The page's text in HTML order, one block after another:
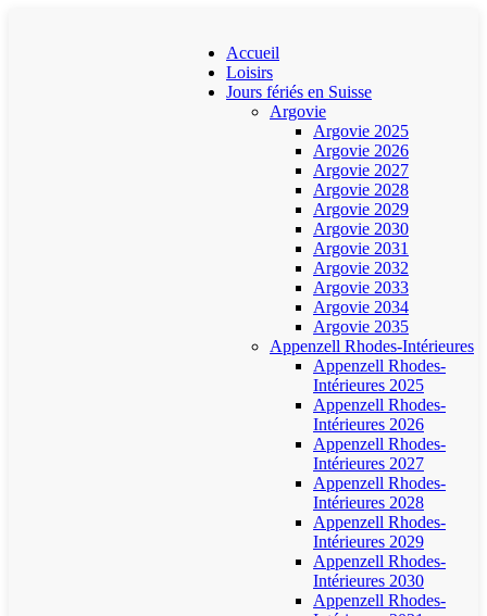
Accueil
Loisirs
Jours fériés en Suisse
Argovie
Argovie 2025
Argovie 2026
Argovie 2027
Argovie 2028
Argovie 2029
Argovie 2030
Argovie 2031
Argovie 2032
Argovie 2033
Argovie 2034
Argovie 2035
Appenzell Rhodes-Intérieures
Appenzell Rhodes-
Intérieures 2025
Appenzell Rhodes-
Intérieures 2026
Appenzell Rhodes-
Intérieures 2027
Appenzell Rhodes-
Intérieures 2028
Appenzell Rhodes-
Intérieures 2029
Appenzell Rhodes-
Intérieures 2030
Appenzell Rhodes-